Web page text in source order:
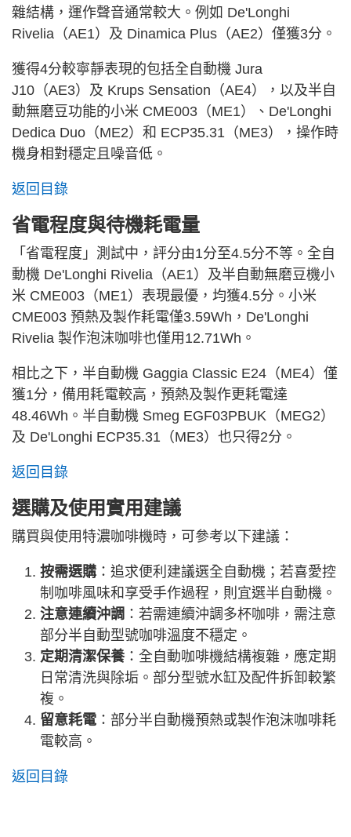
雜結構，運作聲音通常較大。例如 De'Longhi
Rivelia（AE1）及 Dinamica Plus（AE2）僅獲3分。
獲得4分較寧靜表現的包括全自動機 Jura
J10（AE3）及 Krups Sensation（AE4），以及半自
動無磨豆功能的小米 CME003（ME1）、De'Longhi
Dedica Duo（ME2）和 ECP35.31（ME3），操作時
機身相對穩定且噪音低。
返回目錄
省電程度與待機耗電量
「省電程度」測試中，評分由1分至4.5分不等。全自
動機 De'Longhi Rivelia（AE1）及半自動無磨豆機小
米 CME003（ME1）表現最優，均獲4.5分。小米
CME003 預熱及製作耗電僅3.59Wh，De'Longhi
Rivelia 製作泡沫咖啡也僅用12.71Wh。
相比之下，半自動機 Gaggia Classic E24（ME4）僅
獲1分，備用耗電較高，預熱及製作更耗電達
48.46Wh。半自動機 Smeg EGF03PBUK（MEG2）
及 De'Longhi ECP35.31（ME3）也只得2分。
返回目錄
選購及使用實用建議
購買與使用特濃咖啡機時，可參考以下建議：
按需選購 ：追求便利建議選全自動機；若喜愛控
制咖啡風味和享受手作過程，則宜選半自動機。
注意連續沖調 ：若需連續沖調多杯咖啡，需注意
部分半自動型號咖啡溫度不穩定。
定期清潔保養：全自動咖啡機結構複雜，應定期
日常清洗與除垢。部分型號水缸及配件拆卸較繁
複。
留意耗電 ：部分半自動機預熱或製作泡沫咖啡耗
電較高。
返回目錄